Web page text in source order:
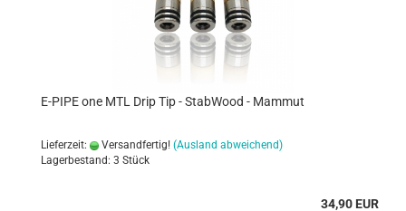
E-PIPE one MTL Drip Tip - StabWood - Mammut
Lieferzeit: Versandfertig! (Ausland abweichend)
Lagerbestand: 3 Stück
34,90 EUR